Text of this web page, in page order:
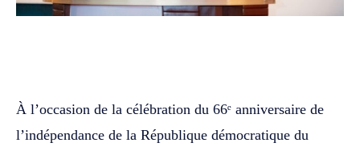
À l’occasion de la célébration du 66ᵉ anniversaire de
l’indépendance de la République démocratique du